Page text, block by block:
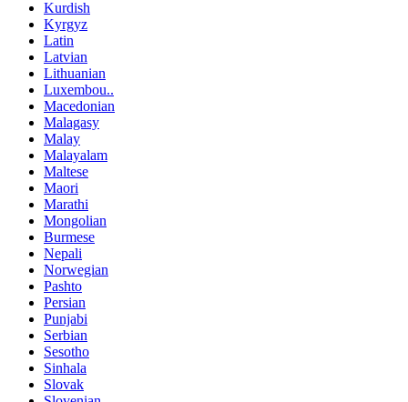
Kurdish
Kyrgyz
Latin
Latvian
Lithuanian
Luxembou..
Macedonian
Malagasy
Malay
Malayalam
Maltese
Maori
Marathi
Mongolian
Burmese
Nepali
Norwegian
Pashto
Persian
Punjabi
Serbian
Sesotho
Sinhala
Slovak